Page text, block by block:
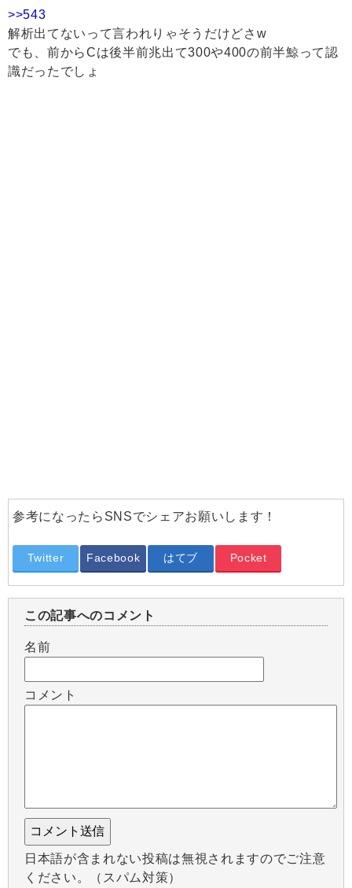
>>543
解析出てないって言われりゃそうだけどさw
でも、前からCは後半前兆出て300や400の前半鯨って認
識だったでしょ
参考になったらSNSでシェアお願いします！
Twitter Facebook はてブ Pocket
この記事へのコメント
名前
コメント
日本語が含まれない投稿は無視されますのでご注意
ください。（スパム対策）